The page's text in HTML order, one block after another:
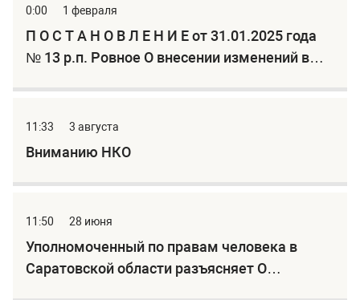
0:00 1 февраля
П О С Т А Н О В Л Е Н И Е от 31.01.2025 года
№ 13 р.п. Ровное О внесении изменений в
запрете выхода граждан и выезда тран
11:33 3 августа
Вниманию НКО
11:50 28 июня
Уполномоченный по правам человека в
Саратовской области разъясняет О